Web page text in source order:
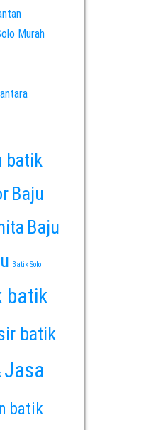
Murah
batik
Baju
Baju
Batik Solo
batik
batik
Jasa
batik